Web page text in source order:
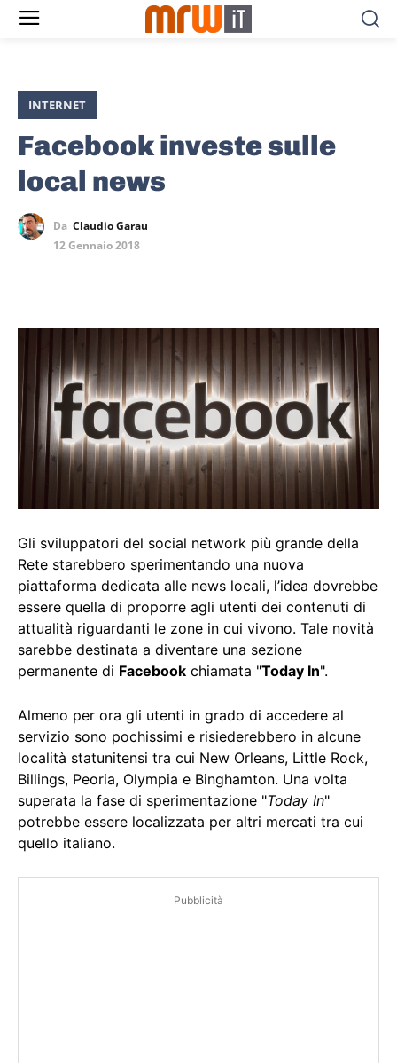
INTERNET
Facebook investe sulle
local news
Da Claudio Garau
12 Gennaio 2018
Gli sviluppatori del social network più grande della
Rete starebbero sperimentando una nuova
piattaforma dedicata alle news locali, l’idea dovrebbe
essere quella di proporre agli utenti dei contenuti di
attualità riguardanti le zone in cui vivono. Tale novità
sarebbe destinata a diventare una sezione
permanente di Facebook chiamata "Today In".
Almeno per ora gli utenti in grado di accedere al
servizio sono pochissimi e risiederebbero in alcune
località statunitensi tra cui New Orleans, Little Rock,
Billings, Peoria, Olympia e Binghamton. Una volta
superata la fase di sperimentazione "Today In"
potrebbe essere localizzata per altri mercati tra cui
quello italiano.
Pubblicità